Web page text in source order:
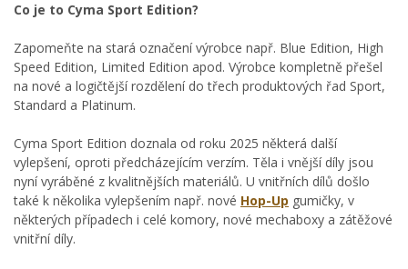
Co je to Cyma Sport Edition?
Zapomeňte na stará označení výrobce např. Blue Edition, High
Speed Edition, Limited Edition apod. Výrobce kompletně přešel
na nové a logičtější rozdělení do třech produktových řad Sport,
Standard a Platinum.
Cyma Sport Edition doznala od roku 2025 některá další
vylepšení, oproti předcházejícím verzím. Těla i vnější díly jsou
nyní vyráběné z kvalitnějších materiálů. U vnitřních dílů došlo
také k několika vylepšením např. nové Hop-Up gumičky, v
některých případech i celé komory, nové mechaboxy a zátěžové
vnitřní díly.